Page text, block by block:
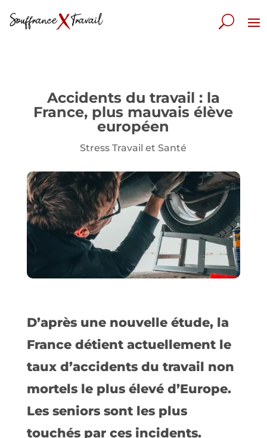
Accidents du travail : la
France, plus mauvais élève
européen
Stress Travail et Santé
D’après une nouvelle étude, la
France détient actuellement le
taux d’accidents du travail non
mortels le plus élevé d’Europe.
Les seniors sont les plus
touchés par ces incidents.